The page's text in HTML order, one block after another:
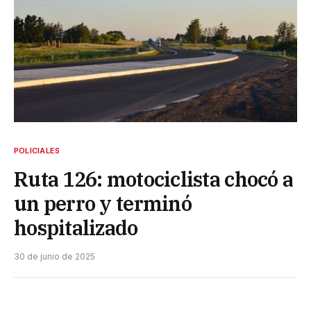
POLICIALES
Ruta 126: motociclista chocó a
un perro y terminó
hospitalizado
30 de junio de 2025